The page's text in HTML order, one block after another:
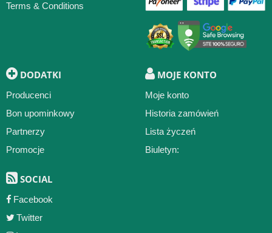
Terms & Conditions
DODATKI
Producenci
Bon upominkowy
Partnerzy
Promocje
MOJE KONTO
Moje konto
Historia zamówień
Lista życzeń
Biuletyn:
SOCIAL
Facebook
Twitter